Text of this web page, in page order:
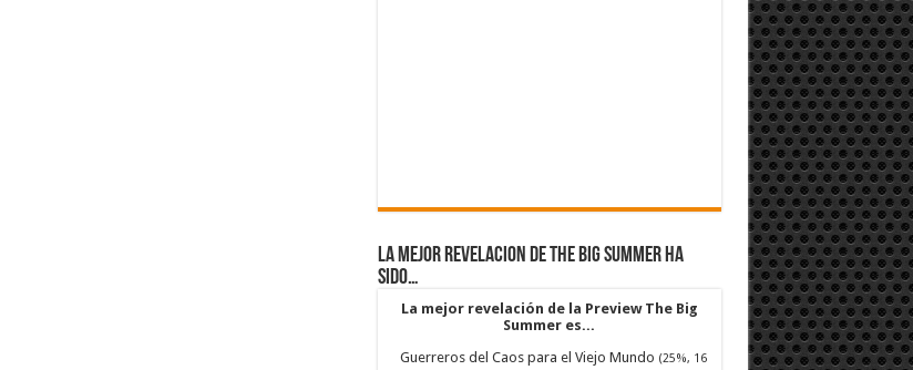
La mejor revelacion de The Big Summer ha
sido…
La mejor revelación de la Preview The Big
Summer es...
Guerreros del Caos para el Viejo Mundo (25%, 16